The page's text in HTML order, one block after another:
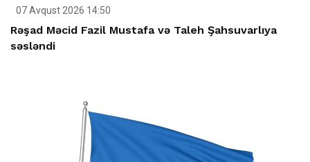
07 Avqust 2026 14:50
Rəşad Məcid Fazil Mustafa və Taleh Şahsuvarlıya
səsləndi